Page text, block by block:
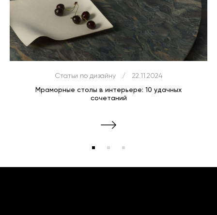
Статьи по дизайну / 22.11.2024
Мраморные столы в интерьере: 10 удачных
сочетаний